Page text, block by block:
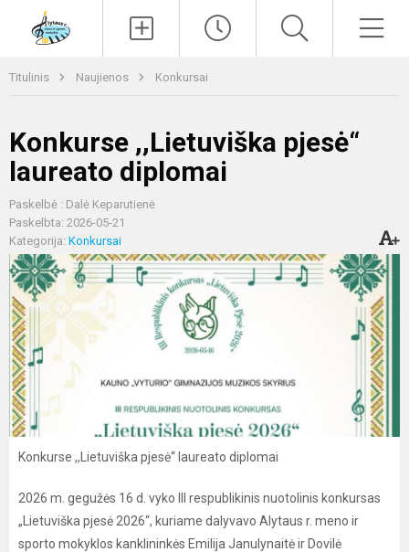
Titulinis Naujienos Konkursai
Konkurse ,,Lietuviška pjesė“
laureato diplomai
Paskelbė : Dalė Keparutienė
Paskelbta: 2026-05-21
Kategorija: Konkursai
Konkurse ,,Lietuviška pjesė“ laureato diplomai
2026 m. gegužės 16 d. vyko III respublikinis nuotolinis konkursas
„Lietuviška pjesė 2026“, kuriame dalyvavo Alytaus r. meno ir
sporto mokyklos kanklininkės Emilija Janulynaitė ir Dovilė